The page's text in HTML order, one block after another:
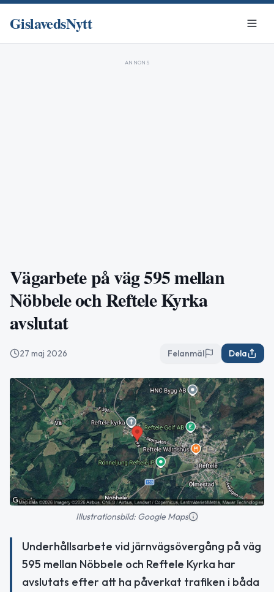
GislavedsNytt
ANNONS
Vägarbete på väg 595 mellan
Nöbbele och Reftele Kyrka
avslutat
27 maj 2026 Felanmäl Dela
Illustrationsbild: Google Maps
Underhållsarbete vid järnvägsövergång på väg
595 mellan Nöbbele och Reftele Kyrka har
avslutats efter att ha påverkat trafiken i båda